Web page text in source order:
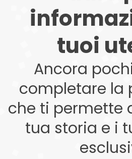
tuoi
Ancora
completare la
che ti permette
tua storia e i